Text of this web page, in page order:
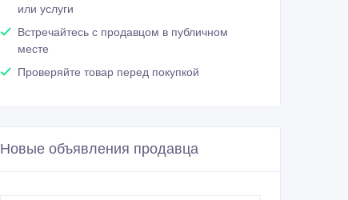
или услуги
Встречайтесь с продавцом в публичном
месте
Проверяйте товар перед покупкой
Новые объявления продавца